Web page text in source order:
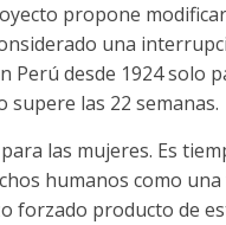
propone
una
Perú desde 1924 solo
las 22 semanas.
las mujeres. Es
humanos como
forzado producto de